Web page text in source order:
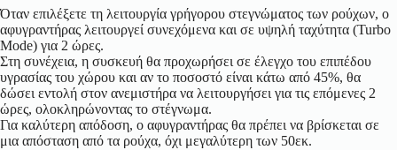
Όταν επιλέξετε τη λειτουργία γρήγορου στεγνώματος των ρούχων, ο
αφυγραντήρας λειτουργεί συνεχόμενα και σε υψηλή ταχύτητα (Turbo
Mode) για 2 ώρες.
Στη συνέχεια, η συσκευή θα προχωρήσει σε έλεγχο του επιπέδου
υγρασίας του χώρου και αν το ποσοστό είναι κάτω από 45%, θα
δώσει εντολή στον ανεμιστήρα να λειτουργήσει για τις επόμενες 2
ώρες, ολοκληρώνοντας το στέγνωμα.
Για καλύτερη απόδοση, ο αφυγραντήρας θα πρέπει να βρίσκεται σε
μια απόσταση από τα ρούχα, όχι μεγαλύτερη των 50εκ.